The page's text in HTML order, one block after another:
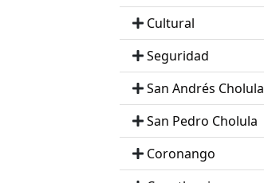
Cultural
Seguridad
San Andrés Cholula
San Pedro Cholula
Coronango